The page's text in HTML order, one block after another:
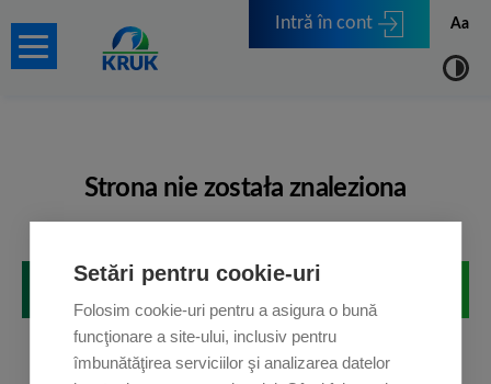
Intră în cont Aa
Strona nie została znaleziona
POWRÓT NA STRONĘ GŁÓWNĄ
Setări pentru cookie-uri
Folosim cookie-uri pentru a asigura o bună
funcţionare a site-ului, inclusiv pentru
îmbunătăţirea serviciilor şi analizarea datelor